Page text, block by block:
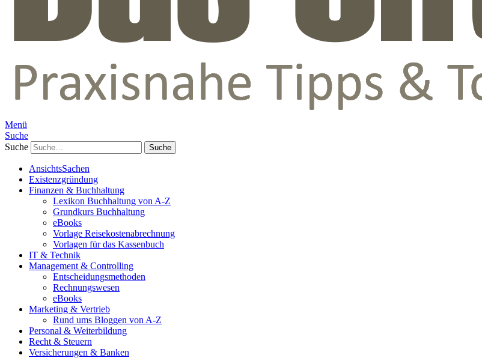
Menü
Suche
Suche
AnsichtsSachen
Existenzgründung
Finanzen & Buchhaltung
Lexikon Buchhaltung von A-Z
Grundkurs Buchhaltung
eBooks
Vorlage Reisekostenabrechnung
Vorlagen für das Kassenbuch
IT & Technik
Management & Controlling
Entscheidungsmethoden
Rechnungswesen
eBooks
Marketing & Vertrieb
Rund ums Bloggen von A-Z
Personal & Weiterbildung
Recht & Steuern
Versicherungen & Banken